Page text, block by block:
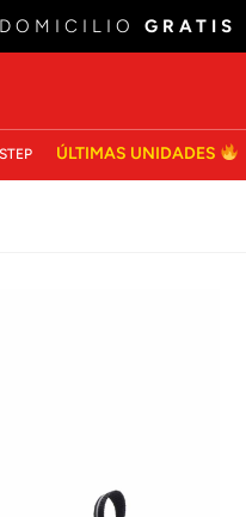
GRATIS
ÚLTIMAS UNIDADES